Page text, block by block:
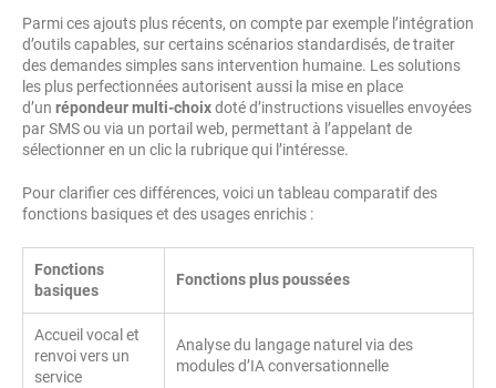
Parmi ces ajouts plus récents, on compte par exemple l’intégration
d’outils capables, sur certains scénarios standardisés, de traiter
des demandes simples sans intervention humaine. Les solutions
les plus perfectionnées autorisent aussi la mise en place
d’un répondeur multi-choixdoté d’instructions visuelles envoyées
par SMS ou via un portail web, permettant à l’appelant de
sélectionner en un clic la rubrique qui l’intéresse.
Pour clarifier ces différences, voici un tableau comparatif des
fonctions basiques et des usages enrichis :
Fonctions
basiques
Fonctions plus poussées
Accueil vocal et
renvoi vers un
service
Analyse du langage naturel via des
modules d’IA conversationnelle